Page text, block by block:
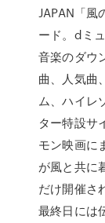
JAPAN「
ード。dミ
音楽のダウ
曲、人気曲
ム、ハイレ
ター特設サ
モン映画に
が風と共に
だけ開催さ
最終日には